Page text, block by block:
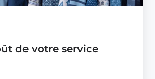
de votre service